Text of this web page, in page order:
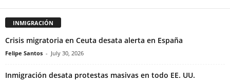
INMIGRACIÓN
Crisis migratoria en Ceuta desata alerta en España
Felipe Santos - July 30, 2026
Inmigración desata protestas masivas en todo EE. UU.